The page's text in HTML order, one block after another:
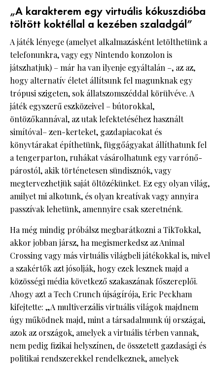
„A karakterem egy virtuális kókuszdióba
töltött koktéllal a kezében szaladgál”
A játék lényege (amelyet alkalmazásként letölthetünk a
telefonunkra, vagy egy Nintendo konzolon is
játszhatjuk) – már ha van ilyenje egyáltalán –, az az,
hogy alternatív életet állítsunk fel magunknak egy
trópusi szigeten, sok állatszomszéddal körülvéve. A
játék egyszerű eszközeivel – bútorokkal,
öntözőkannával, az utak lefektetéséhez használt
simítóval– zen-kerteket, gazdapiacokat és
könyvtárakat építhetünk, függőágyakat állíthatunk fel
a tengerparton, ruhákat vásárolhatunk egy varrónő-
párostól, akik történetesen sündisznók, vagy
megtervezhetjük saját öltözékünket. Ez egy olyan világ,
amilyet mi alkotunk, és olyan kreatívak vagy annyira
passzívak lehetünk, amennyire csak szeretnénk.
Ha még mindig próbálsz megbarátkozni a TikTokkal,
akkor jobban jársz, ha megismerkedsz az Animal
Crossing vagy más virtuális világbeli játékokkal is, mivel
a szakértők azt jósolják, hogy ezek lesznek majd a
közösségi média következő szakaszának főszereplői.
Ahogy azt a Tech Crunch újságírója, Eric Peckham
kifejtette: „A multiverzális virtuális világok majdnem
úgy működnek majd, mint a társadalmunk új országai,
azok az országok, amelyek a virtuális térben vannak,
nem pedig fizikai helyszínen, de összetett gazdasági és
politikai rendszerekkel rendelkeznek, amelyek